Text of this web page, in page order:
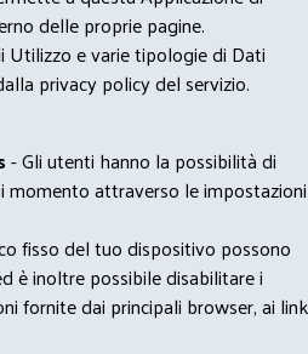
delle proprie pagine.
Utilizzo e varie tipologie di Dati
privacy policy del servizio.
- Gli utenti hanno la possibilità di
momento attraverso le impostazioni
fisso del tuo dispositivo possono
è inoltre possibile disabilitare i
fornite dai principali browser, ai link